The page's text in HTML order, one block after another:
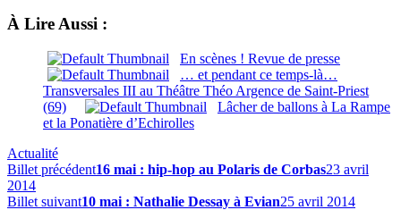
À Lire Aussi :
En scènes ! Revue de presse
… et pendant ce temps-là…
Transversales III au Théâtre Théo Argence de Saint-Priest
(69)
Lâcher de ballons à La Rampe
et la Ponatière d’Echirolles
Actualité
Billet précédent16 mai : hip-hop au Polaris de Corbas23 avril
2014
Billet suivant10 mai : Nathalie Dessay à Evian25 avril 2014